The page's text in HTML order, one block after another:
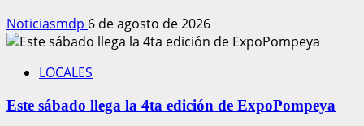
Noticiasmdp 6 de agosto de 2026
LOCALES
Este sábado llega la 4ta edición de ExpoPompeya